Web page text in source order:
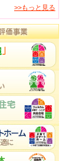
>>もっと見る